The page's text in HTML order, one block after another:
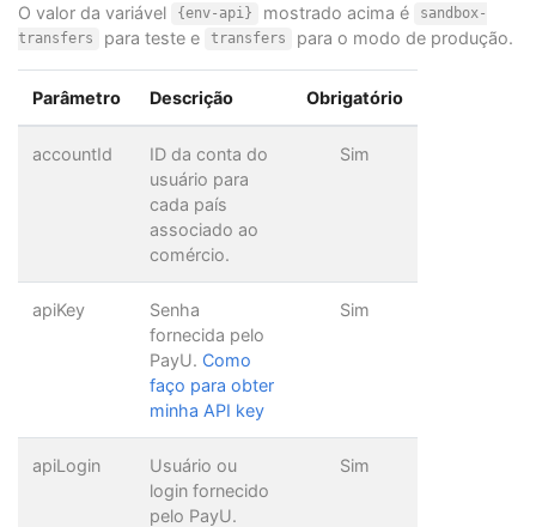
O valor da variável {env-api} mostrado acima é
sandbox-
transfers
para teste e transfers para o modo de produção.
Parâmetro Descrição Obrigatório
accountId
ID da conta do
usuário para
cada país
associado ao
comércio.
Sim
apiKey
Senha
fornecida pelo
PayU. Como
faço para obter
minha API key
Sim
apiLogin
Usuário ou
login fornecido
pelo PayU.
Sim